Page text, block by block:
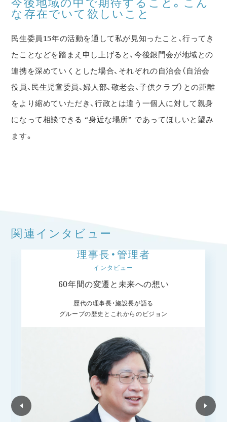
な存在でいて欲しいこと
民生委員15年の活動を通して私が見知ったこと、行ってき
たことなどを踏まえ申し上げると、今後銀門会が地域との
連携を深めていくとした場合、それぞれの自治会（自治会
役員、民生児童委員、婦人部、敬老会、子供クラブ）との距離
をより縮めていただき、行政とは違う一個人に対して親身
になって相談できる “身近な場所” であってほしいと望み
ます。
関連インタビュー
理事長・管理者
インタビュー
60年間の変遷と未来への想い
歴代の理事長・施設長が語る
グループの歴史とこれからのビジョン